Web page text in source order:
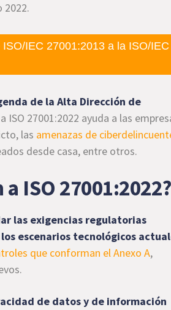
2022.
IEC 27001:2013 a la ISO/IEC
de la Alta Dirección de
ISO 27001:2022 ayuda a las
las amenazas de
desde casa, entre otros.
ISO 27001:2022?
las exigencias regulatorias
escenarios tecnológicos
que conforman el Anexo A,
de datos y de información